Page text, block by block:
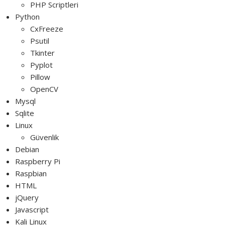
PHP Scriptleri
Python
CxFreeze
Psutil
Tkinter
Pyplot
Pillow
OpenCV
Mysql
Sqlite
Linux
Güvenlik
Debian
Raspberry Pi
Raspbian
HTML
jQuery
Javascript
Kali Linux